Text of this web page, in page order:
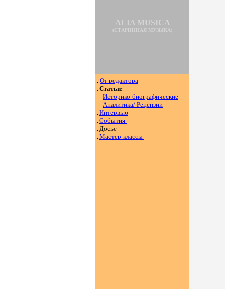
ALIA MUSICA
(СТАРИННАЯ МУЗЫКА)
От редактора
Статьи:
Историко-биографические
Аналитика/ Рецензии
Интервью
События
Досье
Мастер-классы